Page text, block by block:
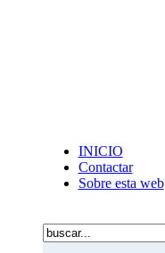
INICIO
Contactar
Sobre esta web